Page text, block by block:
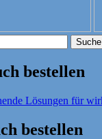
Suche
bestellen
bestellen